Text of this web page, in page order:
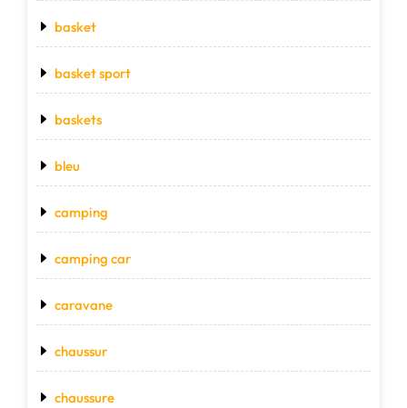
basket
basket sport
baskets
bleu
camping
camping car
caravane
chaussur
chaussure